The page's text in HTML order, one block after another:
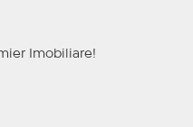
Imobiliare!